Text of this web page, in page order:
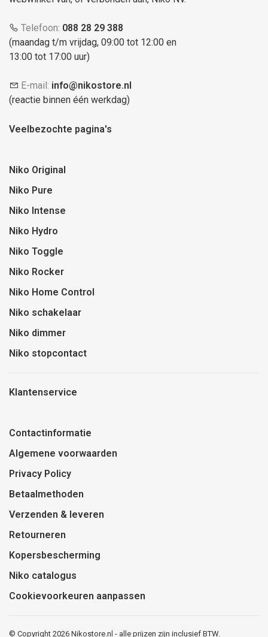
Telefoon: 088 28 29 388
(maandag t/m vrijdag, 09:00 tot 12:00 en
13:00 tot 17:00 uur)
E-mail: info@nikostore.nl
(reactie binnen één werkdag)
Veelbezochte pagina's
Niko Original
Niko Pure
Niko Intense
Niko Hydro
Niko Toggle
Niko Rocker
Niko Home Control
Niko schakelaar
Niko dimmer
Niko stopcontact
Klantenservice
Contactinformatie
Algemene voorwaarden
Privacy Policy
Betaalmethoden
Verzenden & leveren
Retourneren
Kopersbescherming
Niko catalogus
Cookievoorkeuren aanpassen
© Copyright 2026 Nikostore.nl - alle prijzen zijn inclusief BTW.